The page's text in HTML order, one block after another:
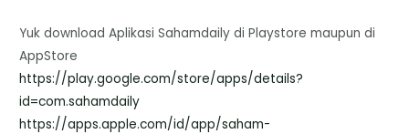
Yuk download Aplikasi Sahamdaily di Playstore maupun di
AppStore
https://play.google.com/store/apps/details?
id=com.sahamdaily
https://apps.apple.com/id/app/saham-